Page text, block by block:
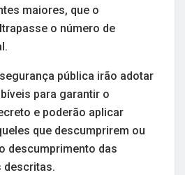
maiores, que o
o número de
pública irão adotar
para garantir o
e poderão aplicar
que descumprirem ou
descumprimento das
descritas.